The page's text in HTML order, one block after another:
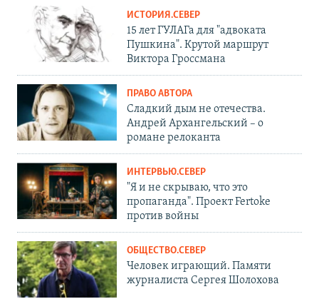
ИСТОРИЯ.СЕВЕР
15 лет ГУЛАГа для "адвоката
Пушкина". Крутой маршрут
Виктора Гроссмана
ПРАВО АВТОРА
Сладкий дым не отечества.
Андрей Архангельский – о
романе релоканта
ИНТЕРВЬЮ.СЕВЕР
"Я и не скрываю, что это
пропаганда". Проект Fertoke
против войны
ОБЩЕСТВО.СЕВЕР
Человек играющий. Памяти
журналиста Сергея Шолохова